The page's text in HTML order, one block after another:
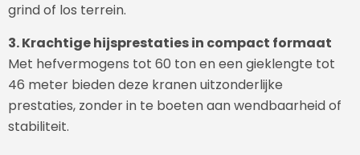
grind of los terrein.
3. Krachtige hijsprestaties in compact formaat
Met hefvermogens tot 60 ton en een gieklengte tot
46 meter bieden deze kranen uitzonderlijke
prestaties, zonder in te boeten aan wendbaarheid of
stabiliteit.